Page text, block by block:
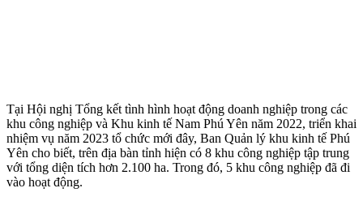
Tại Hội nghị Tổng kết tình hình hoạt động doanh nghiệp trong các
khu công nghiệp và Khu kinh tế Nam Phú Yên năm 2022, triển khai
nhiệm vụ năm 2023 tổ chức mới đây, Ban Quản lý khu kinh tế Phú
Yên cho biết, trên địa bàn tỉnh hiện có 8 khu công nghiệp tập trung
với tổng diện tích hơn 2.100 ha. Trong đó, 5 khu công nghiệp đã đi
vào hoạt động.